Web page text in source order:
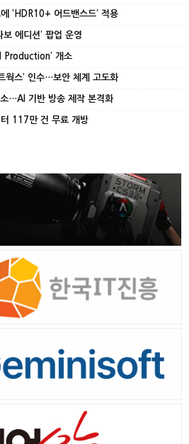
‘HDR10+ 어드밴스드’ 적용
에디션’ 팝업 운영
Production’ 개소
웍스’ 인수…보안 체계 고도화
…AI 기반 방송 제작 본격화
117만 건 무료 개방